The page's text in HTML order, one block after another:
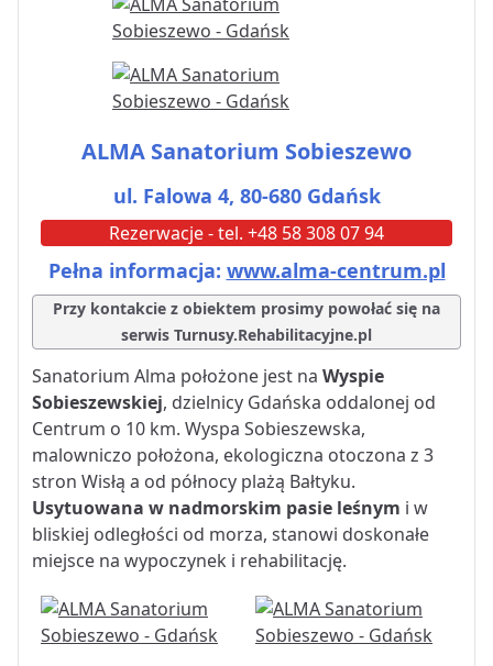
ALMA Sanatorium Sobieszewo
ul. Falowa 4, 80-680 Gdańsk
Rezerwacje - tel. +48 58 308 07 94
Pełna informacja: www.alma-centrum.pl
Przy kontakcie z obiektem prosimy powołać się na
serwis Turnusy.Rehabilitacyjne.pl
Sanatorium Alma położone jest na Wyspie
Sobieszewskiej, dzielnicy Gdańska oddalonej od
Centrum o 10 km. Wyspa Sobieszewska,
malowniczo położona, ekologiczna otoczona z 3
stron Wisłą a od północy plażą Bałtyku.
Usytuowana w nadmorskim pasie leśnym i w
bliskiej odległości od morza, stanowi doskonałe
miejsce na wypoczynek i rehabilitację.